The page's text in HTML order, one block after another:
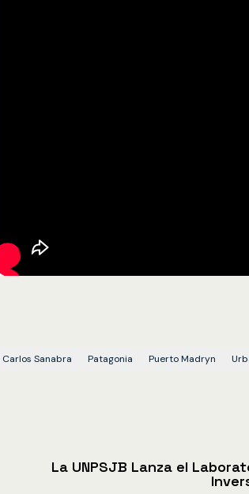
Carlos Sanabra Patagonia Puerto Madryn
La UNPSJB Lanza el